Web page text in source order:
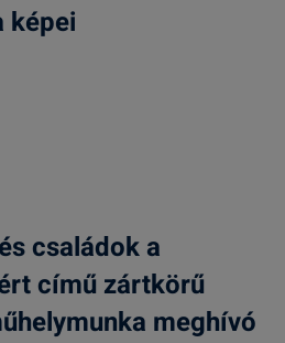
képei
családok a
című zártkörű
meghívó